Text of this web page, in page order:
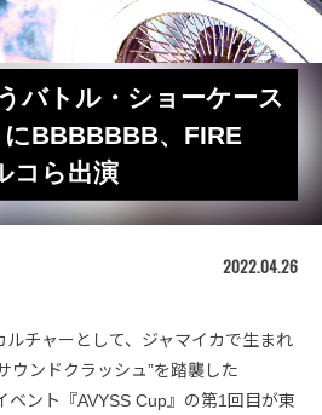
バトル・ショーケース
にBBBBBBB、FIRE
コら出演
2022.04.26
ルチャーとして、ジャマイカで生まれ
ウンドクラッシュ”を踏襲した
ベント『AVYSS Cup』の第1回目が東